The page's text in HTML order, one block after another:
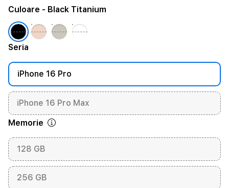
Seria
iPhone 16 Pro
iPhone 16 Pro Max
Memorie
128 GB
256 GB
Culoare - Black Titanium